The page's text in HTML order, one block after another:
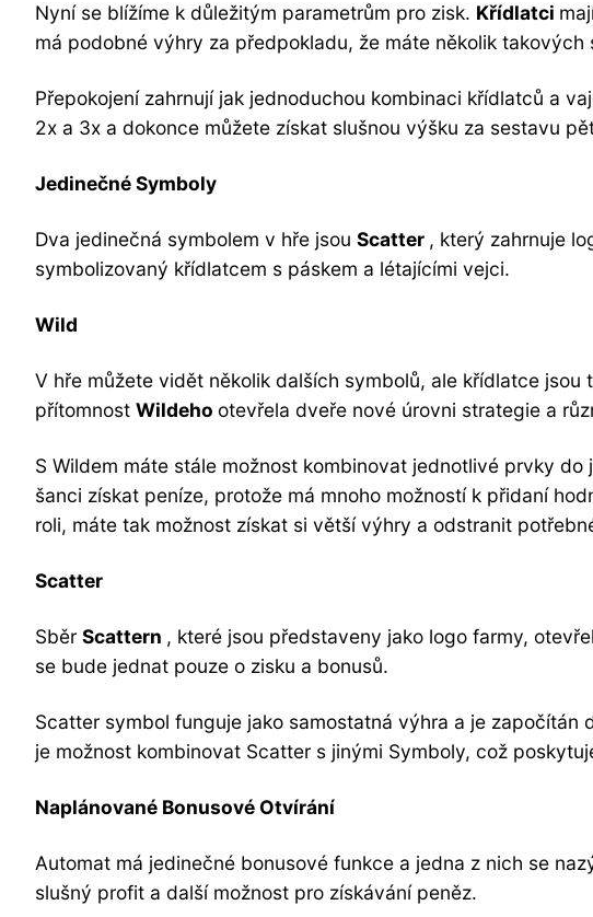
Nyní se blížíme k důležitým parametrům pro zisk. Křídlatci
má podobné výhry za předpokladu, že máte několik
Přepokojení zahrnují jak jednoduchou kombinaci křídlatců a
2x a 3x a dokonce můžete získat slušnou výšku za sestavu
Jedinečné Symboly
Dva jedinečná symbolem v hře jsou Scatter , který zahrnuje
symbolizovaný křídlatcem s páskem a létajícími vejci.
Wild
V hře můžete vidět několik dalších symbolů, ale křídlatce
přítomnost Wildeho otevřela dveře nové úrovni strategie a
S Wildem máte stále možnost kombinovat jednotlivé prvky
šanci získat peníze, protože má mnoho možností k přidaní
roli, máte tak možnost získat si větší výhry a odstranit
Scatter
Sběr Scattern , které jsou představeny jako logo farmy,
se bude jednat pouze o zisku a bonusů.
Scatter symbol funguje jako samostatná výhra a je
je možnost kombinovat Scatter s jinými Symboly, což
Naplánované Bonusové Otvírání
Automat má jedinečné bonusové funkce a jedna z nich se
slušný profit a další možnost pro získávání peněz.